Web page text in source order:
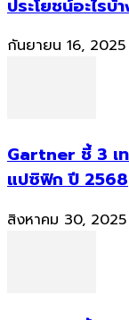
ประโยชน์อะไรบ้
กันยายน 16, 2025
Gartner ชี้ 3 เ
แปซิฟิก ปี 2568
สิงหาคม 30, 2025